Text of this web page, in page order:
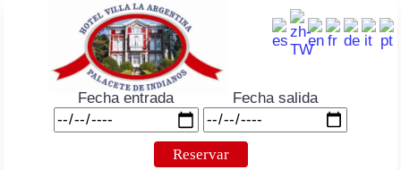
Fecha entrada Fecha salida